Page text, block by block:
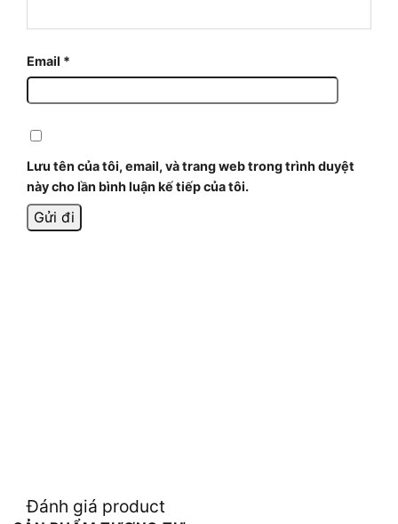
Email *
Lưu tên của tôi, email, và trang web trong trình duyệt
này cho lần bình luận kế tiếp của tôi.
Đánh giá product